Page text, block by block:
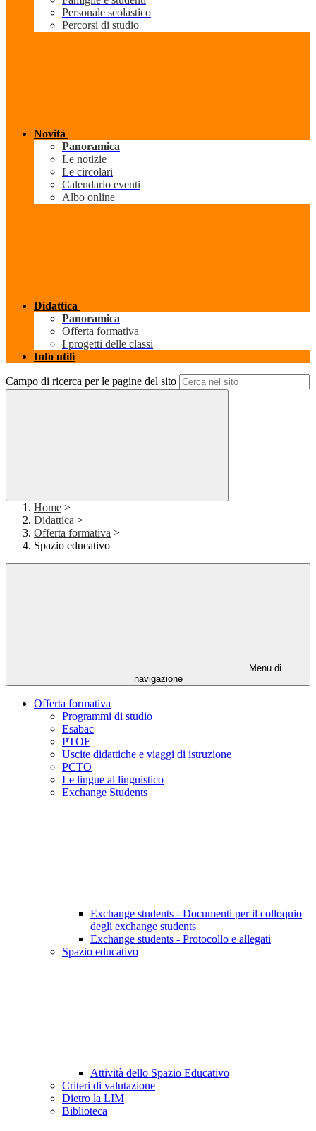
Personale scolastico
Percorsi di studio
Novità
Panoramica
Le notizie
Le circolari
Calendario eventi
Albo online
Didattica
Panoramica
Offerta formativa
I progetti delle classi
Info utili
Campo di ricerca per le pagine del sito
Home >
Didattica >
Offerta formativa >
Spazio educativo
Menu di
navigazione
Offerta formativa
Programmi di studio
Esabac
PTOF
Uscite didattiche e viaggi di istruzione
PCTO
Le lingue al linguistico
Exchange Students
Exchange students - Documenti per il colloquio
degli exchange students
Exchange students - Protocollo e allegati
Spazio educativo
Attività dello Spazio Educativo
Criteri di valutazione
Dietro la LIM
Biblioteca